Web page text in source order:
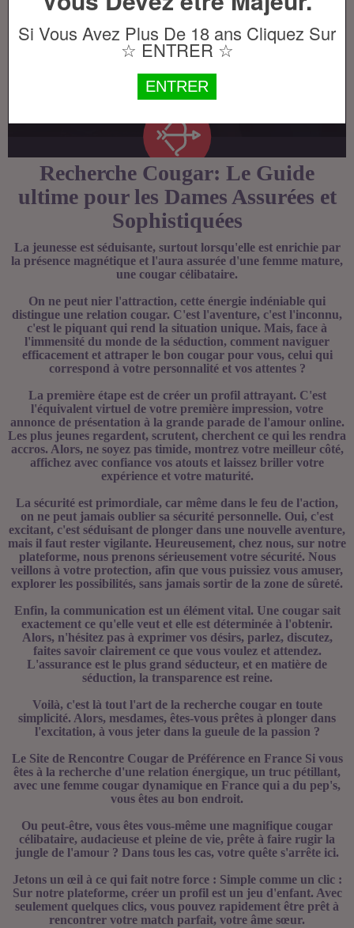
Recherche Cougar: Le Guide
ultime pour les Dames Assurées et
Sophistiquées
La jeunesse est séduisante, surtout lorsqu'elle est enrichie par
la présence magnétique et l'aura assurée d'une femme mature,
une cougar célibataire.
On ne peut nier l'attraction, cette énergie indéniable qui
distingue une relation cougar. C'est l'aventure, c'est l'inconnu,
c'est le piquant qui rend la situation unique. Mais, face à
l'immensité du monde de la séduction, comment naviguer
efficacement et attraper le bon cougar pour vous, celui qui
correspond à votre personnalité et vos attentes ?
La première étape est de créer un profil attrayant. C'est
l'équivalent virtuel de votre première impression, votre
annonce de présentation à la grande parade de l'amour online.
Les plus jeunes regardent, scrutent, cherchent ce qui les rendra
accros. Alors, ne soyez pas timide, montrez votre meilleur côté,
affichez avec confiance vos atouts et laissez briller votre
expérience et votre maturité.
La sécurité est primordiale, car même dans le feu de l'action,
on ne peut jamais oublier sa sécurité personnelle. Oui, c'est
excitant, c'est séduisant de plonger dans une nouvelle aventure,
mais il faut rester vigilante. Heureusement, chez nous, sur notre
plateforme, nous prenons sérieusement votre sécurité. Nous
veillons à votre protection, afin que vous puissiez vous amuser,
explorer les possibilités, sans jamais sortir de la zone de sûreté.
Enfin, la communication est un élément vital. Une cougar sait
exactement ce qu'elle veut et elle est déterminée à l'obtenir.
Alors, n'hésitez pas à exprimer vos désirs, parlez, discutez,
faites savoir clairement ce que vous voulez et attendez.
L'assurance est le plus grand séducteur, et en matière de
séduction, la transparence est reine.
Voilà, c'est là tout l'art de la recherche cougar en toute
simplicité. Alors, mesdames, êtes-vous prêtes à plonger dans
l'excitation, à vous jeter dans la gueule de la passion ?
Le Site de Rencontre Cougar de Préférence en France Si vous
êtes à la recherche d'une relation énergique, un truc pétillant,
avec une femme cougar dynamique en France qui a du pep's,
vous êtes au bon endroit.
Ou peut-être, vous êtes vous-même une magnifique cougar
célibataire, audacieuse et pleine de vie, prête à faire rugir la
jungle de l'amour ? Dans tous les cas, votre quête s'arrête ici.
Jetons un œil à ce qui fait notre force : Simple comme un clic :
Sur notre plateforme, créer un profil est un jeu d'enfant. Avec
seulement quelques clics, vous pouvez rapidement être prêt à
rencontrer votre match parfait, votre âme sœur.
Si Vous Avez Plus De 18 ans Cliquez Sur
☆ ENTRER ☆
ENTRER